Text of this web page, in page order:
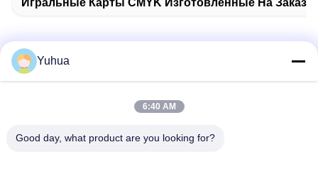
Игральные Карты CMYK Изготовленные На Заказ
Guangdong Yuhua Playing Cards Co., Ltd. Добавить: No 26
Yuhua
6:40 AM
Good day, what product are you looking for?